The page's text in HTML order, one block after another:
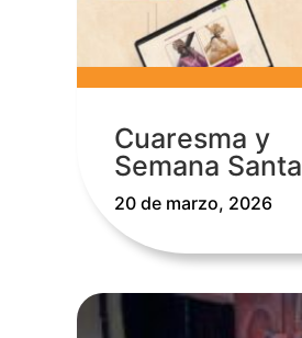
Cuaresma y
Semana Santa
20 de marzo, 2026